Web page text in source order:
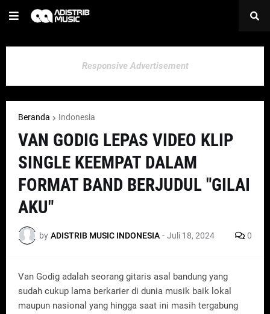
Responsive Advertisement
Beranda Indonesia
VAN GODIG LEPAS VIDEO KLIP
SINGLE KEEMPAT DALAM
FORMAT BAND BERJUDUL "GILAI
AKU"
by ADISTRIB MUSIC INDONESIA - Juli 18, 2024 0
Van Godig adalah seorang gitaris asal bandung yang
sudah cukup lama berkarier di dunia musik baik lokal
maupun nasional yang hingga saat ini masih tergabung